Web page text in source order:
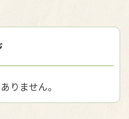
りません。